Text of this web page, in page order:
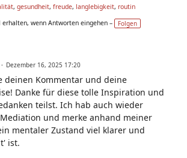
, gesundheit, freude, langlebigkeit, routin
wenn Antworten eingehen –
Folgen
Dezember 16, 2025 17:20
deinen Kommentar und deine
Danke für diese tolle Inspiration und
teilst. Ich hab auch wieder
und merke anhand meiner
mentaler Zustand viel klarer und
ist.